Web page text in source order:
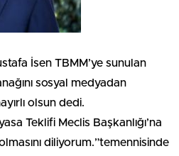
İsen TBMM’ye sunulan
sosyal medyadan
olsun dedi.
Teklifi Meclis Başkanlığı’na
diliyorum.”temennisinde